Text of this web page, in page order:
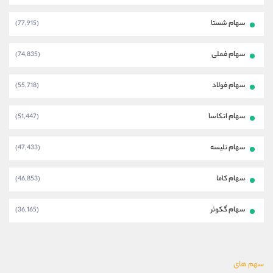
سهام شستا (77,915)
سهام فملی (74,835)
سهام فولاد (55,718)
سهام اتکاسا (51,447)
سهام تلیسه (47,433)
سهام کاما (46,853)
سهام گکوثر (36,165)
سهم های